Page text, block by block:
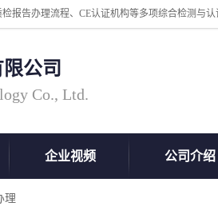
公司
Co., Ltd.
企业视频 公司介绍
理